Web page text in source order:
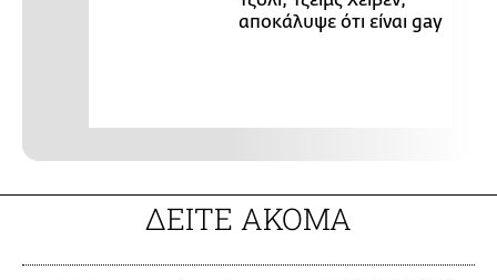
αποκάλυψε ότι είναι gay
ΔΕΙΤΕ ΑΚΟΜΑ